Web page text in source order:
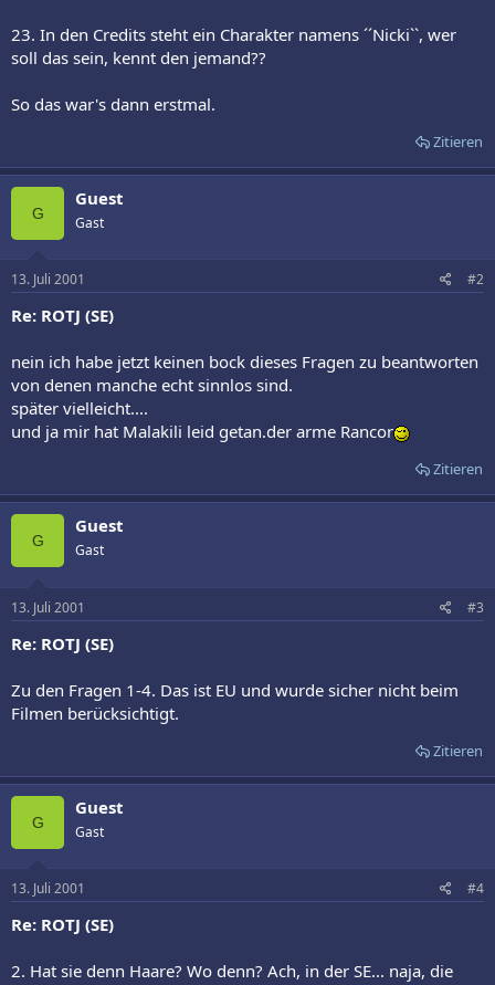
23. In den Credits steht ein Charakter namens ´´Nicki``, wer
soll das sein, kennt den jemand??
So das war's dann erstmal.
Zitieren
G
Guest
Gast
13. Juli 2001 #2
Re: ROTJ (SE)
nein ich habe jetzt keinen bock dieses Fragen zu beantworten
von denen manche echt sinnlos sind.
später vielleicht....
und ja mir hat Malakili leid getan.der arme Rancor
Zitieren
G
Guest
Gast
13. Juli 2001 #3
Re: ROTJ (SE)
Zu den Fragen 1-4. Das ist EU und wurde sicher nicht beim
Filmen berücksichtigt.
Zitieren
G
Guest
Gast
13. Juli 2001 #4
Re: ROTJ (SE)
2. Hat sie denn Haare? Wo denn? Ach, in der SE... naja, die